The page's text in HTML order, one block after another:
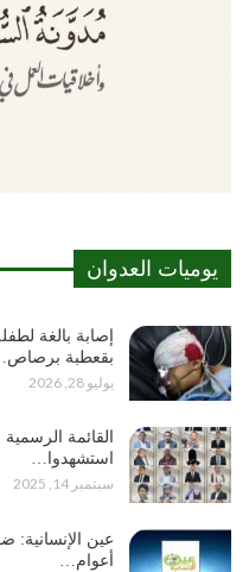
يوميات العدوان
إصابة بالغة
بقعطبة برصاص…
يوليو 28, 2026
القائمة
استشهدوا…
سبتمبر 14, 2025
أعوام…